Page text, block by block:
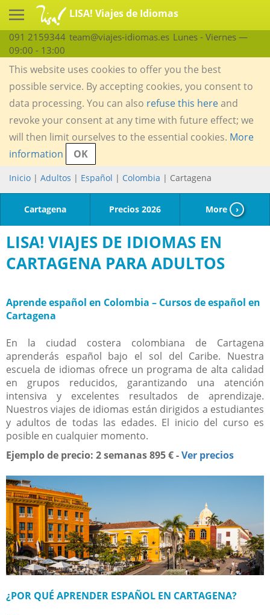
LISA! Viajes de Idiomas
091 2159344 team@viajes-idiomas.es Lunes - Viernes —
09:00 - 13:00
This website uses cookies to offer you the best
possible service. By accepting cookies, you consent to
data processing. You can also refuse this hereand
revoke your consent at any time with future effect; we
will then limit ourselves to the essential cookies. More
information
OK
Inicio | Adultos | Español | Colombia | Cartagena
Cartagena Precios 2026 More ›
LISA! VIAJES DE IDIOMAS EN
CARTAGENA PARA ADULTOS
Aprende español en Colombia – Cursos de español en
Cartagena
En la ciudad costera colombiana de Cartagena
aprenderás español bajo el sol del Caribe. Nuestra
escuela de idiomas ofrece un programa de alta calidad
en grupos reducidos, garantizando una atención
intensiva y excelentes resultados de aprendizaje.
Nuestros viajes de idiomas están dirigidos a estudiantes
y adultos de todas las edades. El inicio del curso es
posible en cualquier momento.
Ejemplo de precio: 2 semanas 895 € -Ver precios
¿POR QUÉ APRENDER ESPAÑOL EN CARTAGENA?